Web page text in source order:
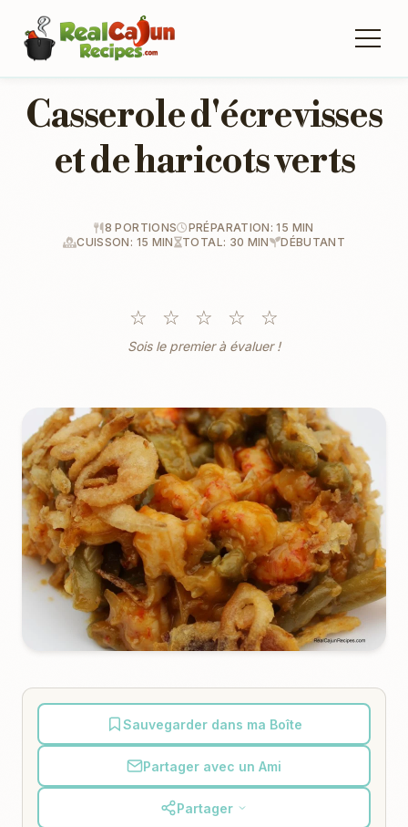
Casserole d'écrevisses
et de haricots verts
8 PORTIONS
PRÉPARATION: 15 MIN
CUISSON: 15 MIN
TOTAL: 30 MIN DÉBUTANT
☆ ☆ ☆ ☆ ☆
Sois le premier à évaluer !
Sauvegarder dans ma Boîte
Partager avec un Ami
Partager